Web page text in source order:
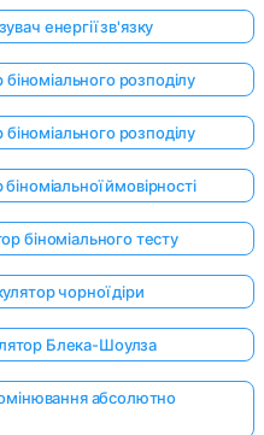
енергії зв'язку
розподілу
розподілу
ймовірності
біноміального тесту
чорної діри
Блека-Шоулза
абсолютно